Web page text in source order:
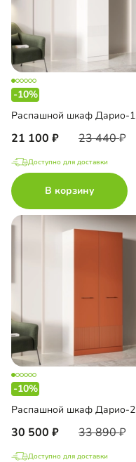
-10%
21 100 23 440
Доступно для доставки
В корзину
-10%
Распашной шкаф Дарио-2
30 500 33 890
Доступно для доставки